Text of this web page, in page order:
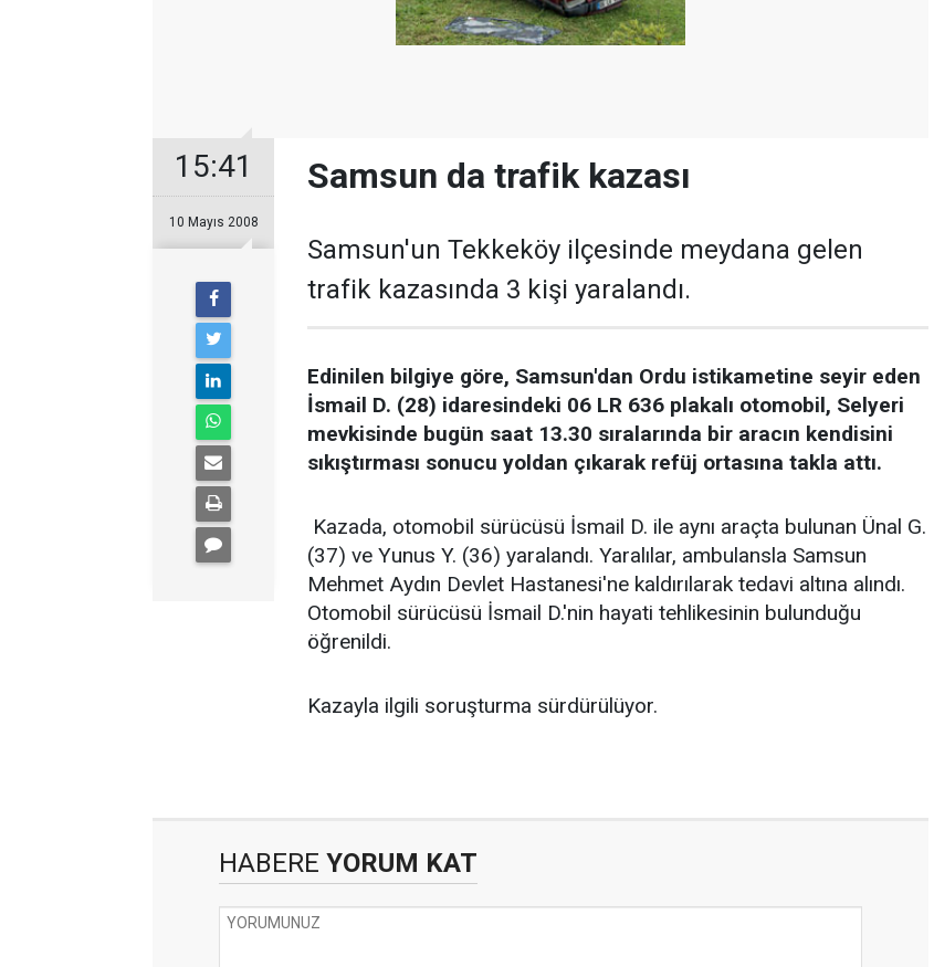
15:41
10 Mayıs 2008
Samsun da trafik kazası
Samsun'un Tekkeköy ilçesinde meydana gelen
trafik kazasında 3 kişi yaralandı.
Edinilen bilgiye göre, Samsun'dan Ordu istikametine seyir eden
İsmail D. (28) idaresindeki 06 LR 636 plakalı otomobil, Selyeri
mevkisinde bugün saat 13.30 sıralarında bir aracın kendisini
sıkıştırması sonucu yoldan çıkarak refüj ortasına takla attı.
Kazada, otomobil sürücüsü İsmail D. ile aynı araçta bulunan Ünal G.
(37) ve Yunus Y. (36) yaralandı. Yaralılar, ambulansla Samsun
Mehmet Aydın Devlet Hastanesi'ne kaldırılarak tedavi altına alındı.
Otomobil sürücüsü İsmail D.'nin hayati tehlikesinin bulunduğu
öğrenildi.
Kazayla ilgili soruşturma sürdürülüyor.
HABERE YORUM KAT